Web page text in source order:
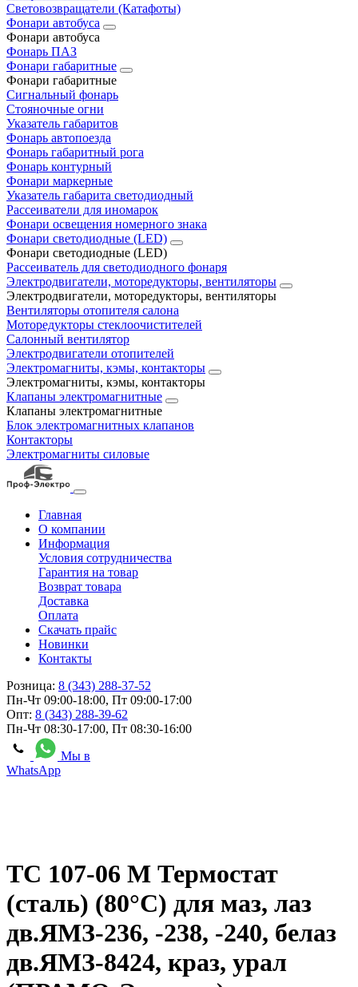
Световозвращатели (Катафоты)
Фонари автобуса
Фонари автобуса
Фонарь ПАЗ
Фонари габаритные
Фонари габаритные
Сигнальный фонарь
Стояночные огни
Указатель габаритов
Фонарь автопоезда
Фонарь габаритный рога
Фонарь контурный
Фонари маркерные
Указатель габарита светодиодный
Рассеиватели для иномарок
Фонари освещения номерного знака
Фонари светодиодные (LED)
Фонари светодиодные (LED)
Рассеиватель для светодиодного фонаря
Электродвигатели, моторедукторы, вентиляторы
Электродвигатели, моторедукторы, вентиляторы
Вентиляторы отопителя салона
Моторедукторы стеклоочистителей
Салонный вентилятор
Электродвигатели отопителей
Электромагниты, кэмы, контакторы
Электромагниты, кэмы, контакторы
Клапаны электромагнитные
Клапаны электромагнитные
Блок электромагнитных клапанов
Контакторы
Электромагниты силовые
Главная
О компании
Информация
Условия сотрудничества
Гарантия на товар
Возврат товара
Доставка
Оплата
Скачать прайс
Новинки
Контакты
Розница: 8 (343) 288-37-52
Пн-Чт 09:00-18:00, Пт 09:00-17:00
Опт: 8 (343) 288-39-62
Пн-Чт 08:30-17:00, Пт 08:30-16:00
Мы в
WhatsApp
ТС 107-06 М Термостат
(сталь) (80°С) для маз, лаз
дв.ЯМЗ-236, -238, -240, белаз
дв.ЯМЗ-8424, краз, урал